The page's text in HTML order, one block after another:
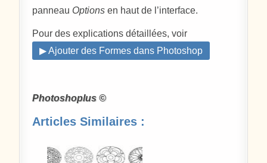
panneau Options en haut de l’interface.
Pour des explications détaillées, voir
▶ Ajouter des Formes dans Photoshop
Photoshoplus ©
Articles Similaires :